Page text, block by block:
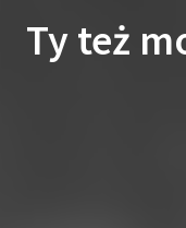
Ty też